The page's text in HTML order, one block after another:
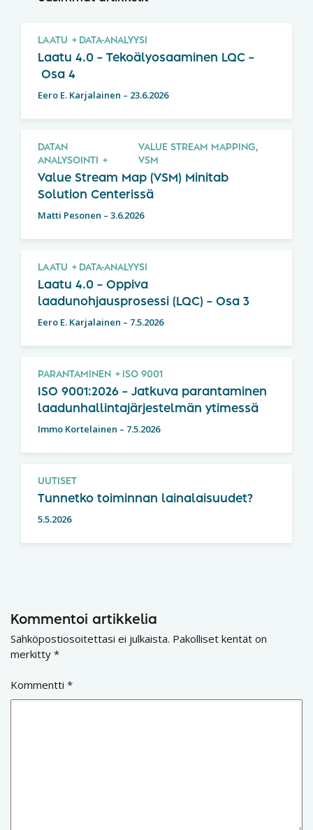
LAATU DATA-ANALYYSI
Laatu 4.0 – Tekoälyosaaminen LQC –
Osa 4
Eero E. Karjalainen – 23.6.2026
DATAN
ANALYSOINTI
VALUE STREAM MAPPING,
VSM
Value Stream Map (VSM) Minitab
Solution Centerissä
Matti Pesonen – 3.6.2026
LAATU DATA-ANALYYSI
Laatu 4.0 – Oppiva
laadunohjausprosessi (LQC) – Osa 3
Eero E. Karjalainen – 7.5.2026
PARANTAMINEN ISO 9001
ISO 9001:2026 – Jatkuva parantaminen
laadunhallintajärjestelmän ytimessä
Immo Kortelainen – 7.5.2026
UUTISET
Tunnetko toiminnan lainalaisuudet?
5.5.2026
Kommentoi artikkelia
Sähköpostiosoitettasi ei julkaista. Pakolliset kentät on
merkitty *
Kommentti *